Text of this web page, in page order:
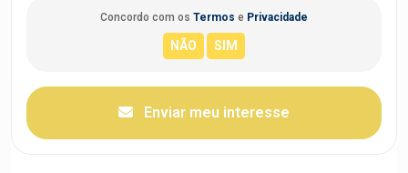
Concordo com os Termos e Privacidade
Enviar meu interesse